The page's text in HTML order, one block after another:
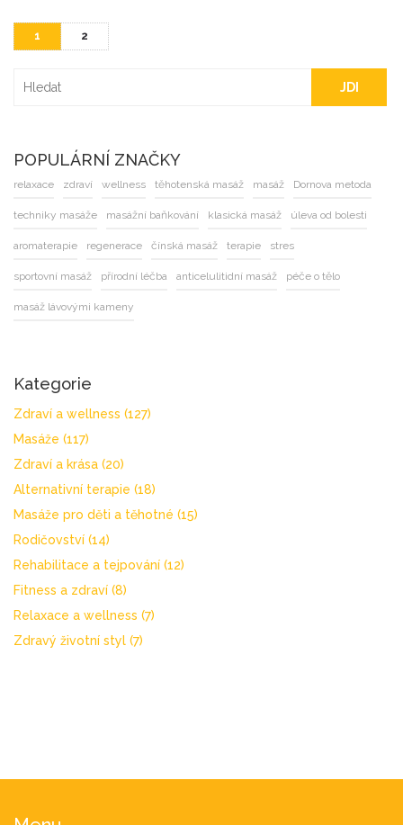
1 2
JDI
POPULÁRNÍ ZNAČKY
relaxace zdraví wellness těhotenská masáž masáž Dornova metoda
techniky masáže masážní baňkování klasická masáž úleva od bolesti
aromaterapie regenerace čínská masáž terapie stres
sportovní masáž přírodní léčba anticelulitidní masáž péče o tělo
masáž lávovými kameny
Kategorie
Zdraví a wellness (127)
Masáže (117)
Zdraví a krása (20)
Alternativní terapie (18)
Masáže pro děti a těhotné (15)
Rodičovství (14)
Rehabilitace a tejpování (12)
Fitness a zdraví (8)
Relaxace a wellness (7)
Zdravý životní styl (7)